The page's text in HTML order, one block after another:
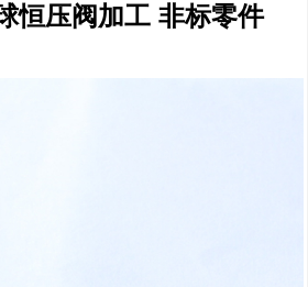
恒压阀加工 非标零件